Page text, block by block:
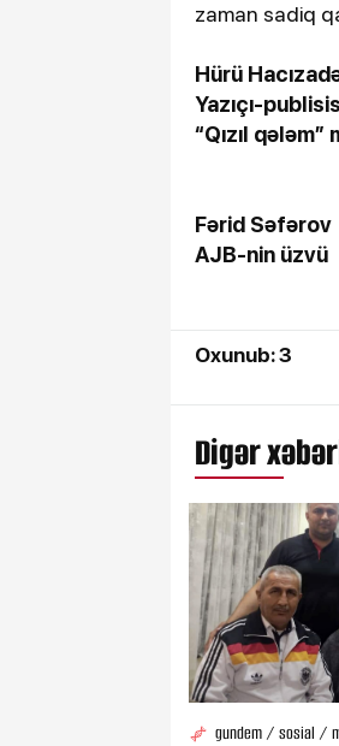
zaman sadiq
Hürü
Yazıçı-
“Qızıl qələm”
Fərid Səfərov
AJB-nin üzvü
Oxunub: 3
Digər
gundem / sosial /